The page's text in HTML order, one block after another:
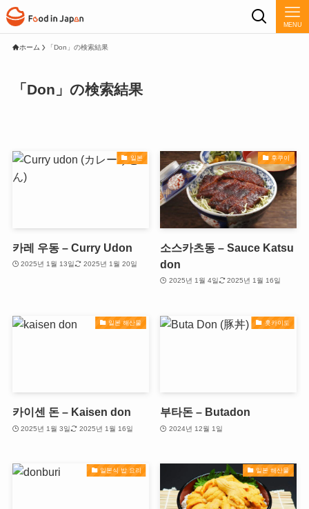
MENU
ホーム 「Don」の検索結果
「Don」の検索結果
일본
카레 우동 – Curry Udon
2025년 1월 13일 2025년 1월 20일
후쿠이
소스카츠동 – Sauce Katsu
don
2025년 1월 4일 2025년 1월 16일
일본 해산물
카이센 돈 – Kaisen don
2025년 1월 3일 2025년 1월 16일
홋카이도
부타돈 – Butadon
2024년 12월 1일
일본식 밥 요리 일본 해산물